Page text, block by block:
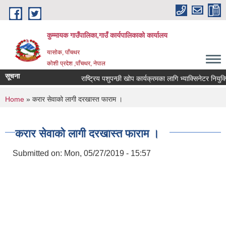
Skip to main content
कुम्मायक गाउँपालिका,गाउँ कार्यपालिकाको कार्यालय
यासोक, पाँचथर
कोशी प्रदेश ,पाँचथर, नेपाल
सूचना राष्ट्रिय पशुपन्छी खोप कार्यक्रमका लागि भ्याक्सिनेटर
You are here
Home » करार सेवाको लागी दरखास्त फाराम ।
करार सेवाको लागी दरखास्त फाराम ।
Submitted on: Mon, 05/27/2019 - 15:57